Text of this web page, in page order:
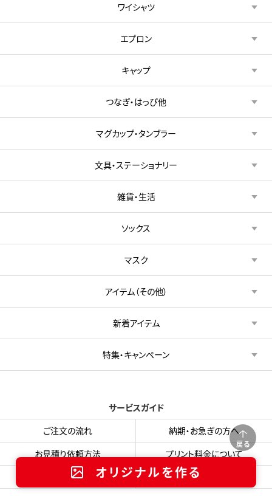
戻る
オリジナルを作る
ワイシャツ
エプロン
キャップ
つなぎ・はっぴ他
マグカップ・タンブラー
文具・ステーショナリー
雑貨・生活
ソックス
マスク
アイテム（その他）
新着アイテム
特集・キャンペーン
サービスガイド
ご注文の流れ
納期・お急ぎの方へ
お見積り依頼方法
プリント料金について
リピート注文
お支払い方法・送料